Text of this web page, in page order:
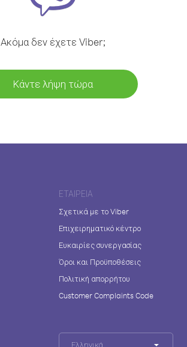
Ακόμα δεν έχετε Viber;
Κάντε λήψη τώρα
ΕΤΑΙΡΕΊΑ
Σχετικά με το Viber
Επιχειρηματικό κέντρο
Ευκαιρίες συνεργασίας
Όροι και Προϋποθέσεις
Πολιτική απορρήτου
Customer Complaints Code
Ελληνικά